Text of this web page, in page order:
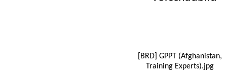
[BRD] GPPT (Afghanistan,
Training Experts).jpg